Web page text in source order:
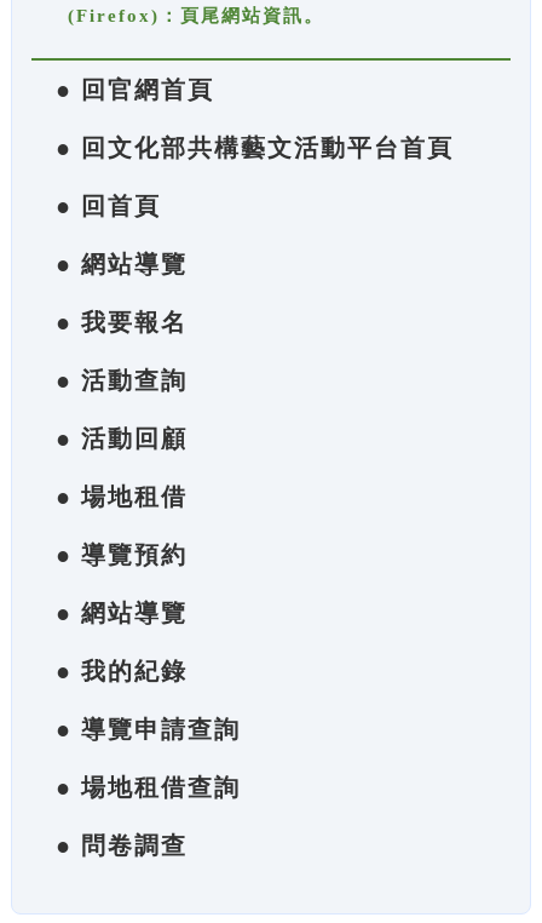
(Firefox)：頁尾網站資訊。
● 回官網首頁
● 回文化部共構藝文活動平台首頁
● 回首頁
● 網站導覽
● 我要報名
● 活動查詢
● 活動回顧
● 場地租借
● 導覽預約
● 網站導覽
● 我的紀錄
● 導覽申請查詢
● 場地租借查詢
● 問卷調查